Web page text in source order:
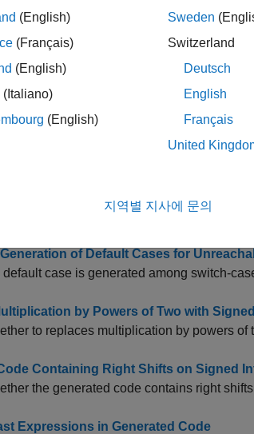
Readability for MATLAB Function
else code to switch-case statements.
single unique variable for each Data
in Generated Code
execution of operands in the generated
of Default Cases for
default case is generated among switch-
by Powers of Two with
to replaces multiplication by powers of
Containing Right Shifts on Signed
the generated code contains right
Expressions in Generated Code
(English)
(Français)
(English)
(Italiano)
(English)
Sweden
Switzerland
Deutsch
English
Français
United
지역별 지사에 문의